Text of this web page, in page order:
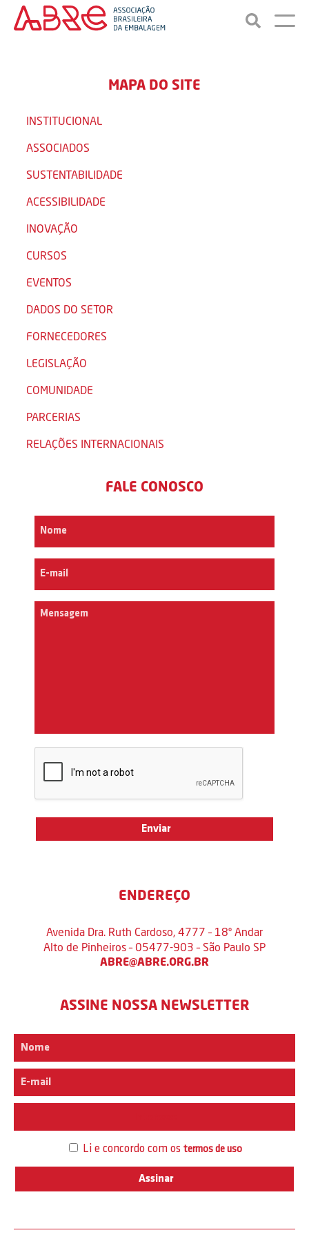
MAPA DO SITE
INSTITUCIONAL
ASSOCIADOS
SUSTENTABILIDADE
ACESSIBILIDADE
INOVAÇÃO
CURSOS
EVENTOS
DADOS DO SETOR
FORNECEDORES
LEGISLAÇÃO
COMUNIDADE
PARCERIAS
RELAÇÕES INTERNACIONAIS
FALE CONOSCO
ENDEREÇO
Avenida Dra. Ruth Cardoso, 4777 – 18º Andar
Alto de Pinheiros – 05477-903 – São Paulo SP
ABRE@ABRE.ORG.BR
ASSINE NOSSA NEWSLETTER
Li e concordo com os termos de uso